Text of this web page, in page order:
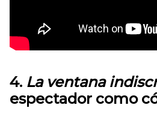
4. La ventana
espectador como